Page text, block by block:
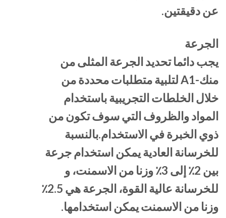
عن دقيقتين.
الجرعة
يجب دائما تحديد الجرعة المثلى من
منك-A1 لتلبية متطلبات محددة من
خلال الخلطات التجريبية باستخدام
المواد والظروف التي سوف تكون من
ذوي الخبرة في الاستخدام.بالنسبة
للخرسانة العادية يمكن استخدام جرعة
بين 2٪ إلى 3٪ وزنا من الاسمنت، و
للخرسانة عالية القوة، الجرعة هي 2.5٪
وزنا من الاسمنت يمكن استخدامها.